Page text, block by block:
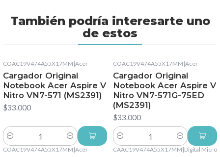
También podría interesarte uno
de estos
COAC19V474A55X17MM |Acer
Cargador Original
Notebook Acer Aspire V
Nitro VN7-571 (MS2391)
$33.000
Cantidad
COAC19V474A55X17MM |Acer
Cargador Original
Notebook Acer Aspire V
Nitro VN7-571G-75ED
(MS2391)
$33.000
Cantidad
COAC19V474A55X17MM |Acer CAAC19V474A55X17MM |Digital Micro